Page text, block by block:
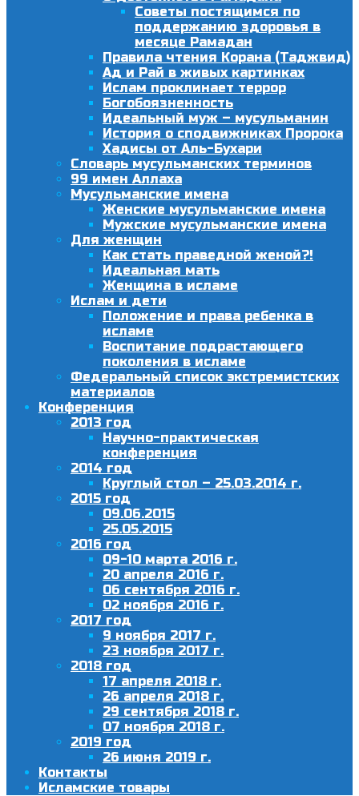
Советы постящимся по
поддержанию здоровья в
месяце Рамадан
Правила чтения Корана (Таджвид)
Ад и Рай в живых картинках
Ислам проклинает террор
Богобоязненность
Идеальный муж – мусульманин
История о сподвижниках Пророка
Хадисы от Аль-Бухари
Словарь мусульманских терминов
99 имен Аллаха
Мусульманские имена
Женские мусульманские имена
Мужские мусульманские имена
Для женщин
Как стать праведной женой?!
Идеальная мать
Женщина в исламе
Ислам и дети
Положение и права ребенка в
исламе
Воспитание подрастающего
поколения в исламе
Федеральный список экстремистских
материалов
Конференция
2013 год
Научно-практическая
конференция
2014 год
Круглый стол – 25.03.2014 г.
2015 год
09.06.2015
25.05.2015
2016 год
09-10 марта 2016 г.
20 апреля 2016 г.
06 сентября 2016 г.
02 ноября 2016 г.
2017 год
9 ноября 2017 г.
23 ноября 2017 г.
2018 год
17 апреля 2018 г.
26 апреля 2018 г.
29 сентября 2018 г.
07 ноября 2018 г.
2019 год
26 июня 2019 г.
Контакты
Исламские товары